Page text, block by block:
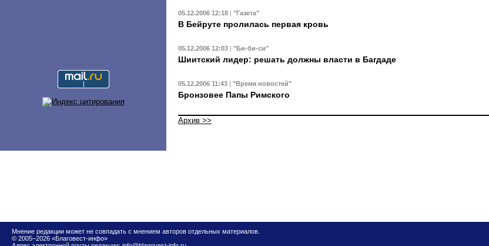
05.12.2006 12:18 "Газета"
В Бейруте пролилась первая кровь
05.12.2006 12:03 | "Би-би-си"
Шиитский лидер: решать должны власти в Багдаде
05.12.2006 11:43 | "Время новостей"
Бронзовее Папы Римского
Архив >>
Мнение редакции может не совпадать с мнением авторов отдельных материалов.
© 2005–2026 «Благовест-инфо»